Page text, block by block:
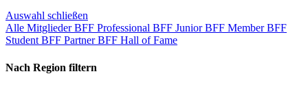
Auswahl schließen
Alle MitgliederBFF Professional BFF JuniorBFF MemberBFF
Student BFF PartnerBFF Hall of Fame
Nach Region filtern